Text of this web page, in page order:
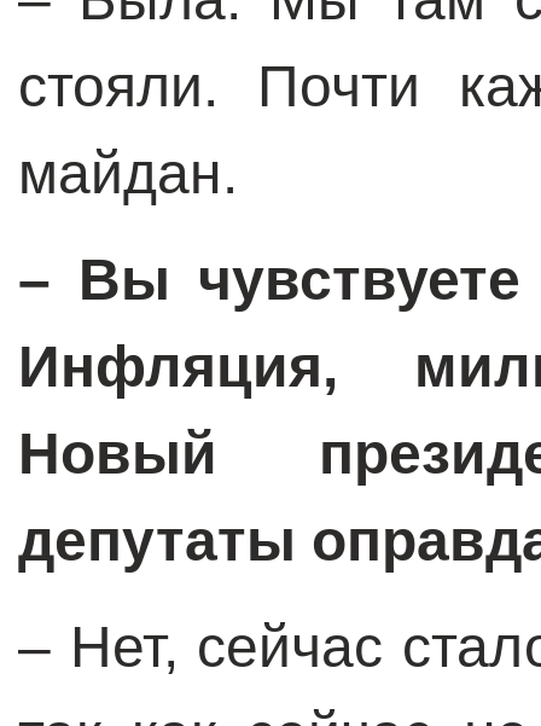
стояли. Почти
майдан.
– Вы чувствуете
Инфляция,
Новый
депутаты
– Нет, сейчас